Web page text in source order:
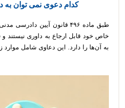
کدام دعوی نمی توان به
طبق ماده ۴۹۶ قانون آیین
خاص خود قابل ارجاع به داوری نیستند
به آن‌ها را دارد. این دعاوی شامل